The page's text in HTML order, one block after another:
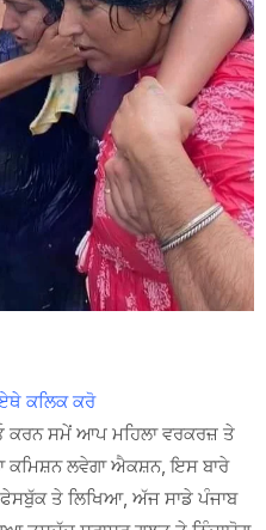
ਕਲਿਕ ਕਰੋ
ਕਰਨ ਸਮੇਂ ਆਪ ਮਹਿਲਾ ਵਰਕਰਜ਼ ਤੇ
ਕਮਿਸ਼ਨ ਲਵੇਗਾ ਐਕਸ਼ਨ, ਇਸ ਬਾਰੇ
ਤੇ ਲਿਖਿਆ, ਅੱਜ ਸਾਡੇ ਪੰਜਾਬ